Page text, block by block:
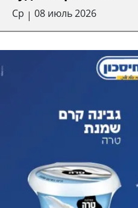
Ср | 08 июль 2026